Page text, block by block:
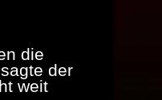
die
der
weit